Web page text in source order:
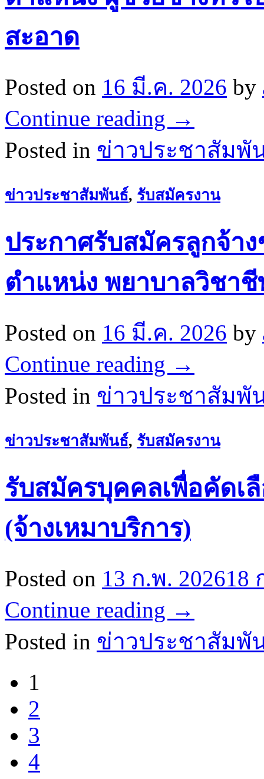
สะอาด
Posted on 16 มี.ค. 2026 by
Continue reading →
Posted in ข่าวประชาสัมพั
ข่าวประชาสัมพันธ์, รับสมัครงาน
ประกาศรับสมัครลูกจ้า
ตำแหน่ง พยาบาลวิชา
Posted on 16 มี.ค. 2026 by
Continue reading →
Posted in ข่าวประชาสัมพั
ข่าวประชาสัมพันธ์, รับสมัครงาน
รับสมัครบุคคลเพื่อคัดเ
(จ้างเหมาบริการ)
Posted on 13 ก.พ. 202618
Continue reading →
Posted in ข่าวประชาสัมพั
1
2
3
4